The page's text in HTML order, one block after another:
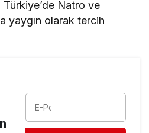
Natro ve
yaygın olarak tercih